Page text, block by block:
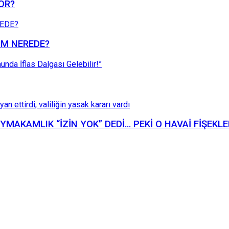
NEREDE?
“İZİN YOK” DEDİ… PEKİ O HAVAİ